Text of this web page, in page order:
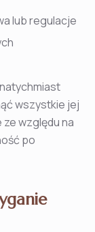
lub regulacje
wszystkie jej
względu na
po